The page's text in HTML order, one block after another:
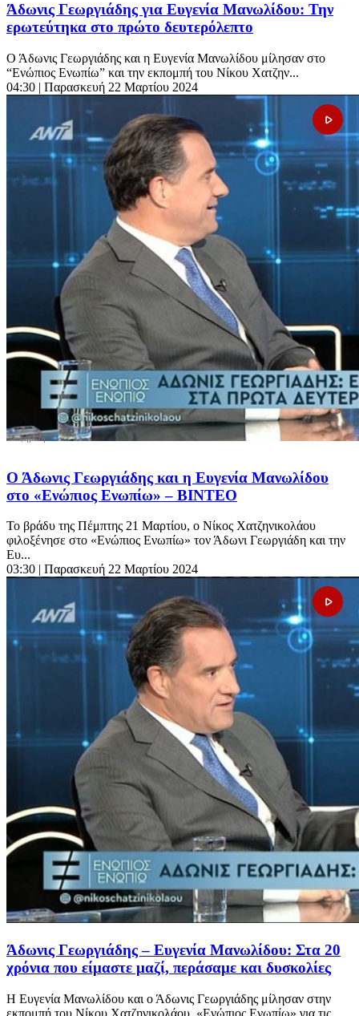
Άδωνις Γεωργιάδης για Ευγενία Μανωλίδου: Την
ερωτεύτηκα στο πρώτο δευτερόλεπτο
Ο Άδωνις Γεωργιάδης και η Ευγενία Μανωλίδου μίλησαν στο
“Ενώπιος Ενωπίω” και την εκπομπή του Νίκου Χατζην...
04:30 | Παρασκευή 22 Μαρτίου 2024
Ο Άδωνις Γεωργιάδης και η Ευγενία Μανωλίδου
στο «Ενώπιος Ενωπίω» – ΒΙΝΤΕΟ
Το βράδυ της Πέμπτης 21 Μαρτίου, ο Νίκος Χατζηνικολάου
φιλοξένησε στο «Ενώπιος Ενωπίω» τον Άδωνι Γεωργιάδη και την
Ευ...
03:30 | Παρασκευή 22 Μαρτίου 2024
Άδωνις Γεωργιάδης – Ευγενία Μανωλίδου: Στα 20
χρόνια που είμαστε μαζί, περάσαμε και δυσκολίες
Η Ευγενία Μανωλίδου και ο Άδωνις Γεωργιάδης μίλησαν στην
εκπομπή του Νίκου Χατζηνικολάου, «Ενώπιος Ενωπίω» για τις